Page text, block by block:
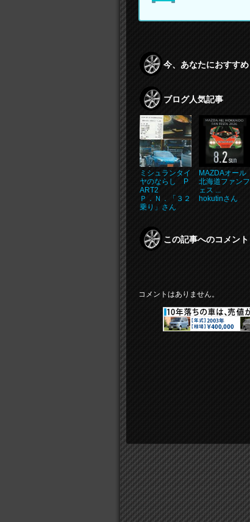
今、あなたにおすすめ
ブログ人気記事
ミシュランタイ
ヤのならし P
ART2
Ｐ．Ｎ．「３２
乗り」さん
MAZDAオール
北海道ファンフ
ェス ...
hokutinさん
この記事へのコメント
コメントはありません。